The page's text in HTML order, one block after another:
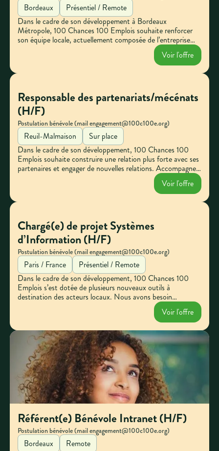
Bordeaux
Présentiel / Remote
Dans le cadre de son développement à Bordeaux
Métropole, 100 Chances 100 Emplois souhaite renforcer
son équipe locale, actuellement composée de l’entreprise
Start People et de France Travail. Engagez-vous pour
animer le réseau local et contribuer à l'insertion des jeunes.
Voir l'offre
Responsable des partenariats/mécénats
(H/F)
Postulation bénévole (mail engagement@100c100e.org)
Reuil-Malmaison
Sur place
Dans le cadre de son développement, 100 Chances 100
Emplois souhaite construire une relation plus forte avec ses
partenaires et engager de nouvelles relations. Accompagner
plus de jeunes vers l’emploi reste notre priorité !
Voir l'offre
Chargé(e) de projet Systèmes
d’Information (H/F)
Postulation bénévole (mail engagement@100c100e.org)
Paris / France
Présentiel / Remote
Dans le cadre de son développement, 100 Chances 100
Emplois s’est dotée de plusieurs nouveaux outils à
destination des acteurs locaux. Nous avons besoin
aujourd’hui d’une personne nous aidant à mieux structurer
nos proposition numérique et à continuer notre Voir l'offre
Référent(e) Bénévole Intranet (H/F)
Postulation bénévole (mail engagement@100c100e.org)
Bordeaux
Remote